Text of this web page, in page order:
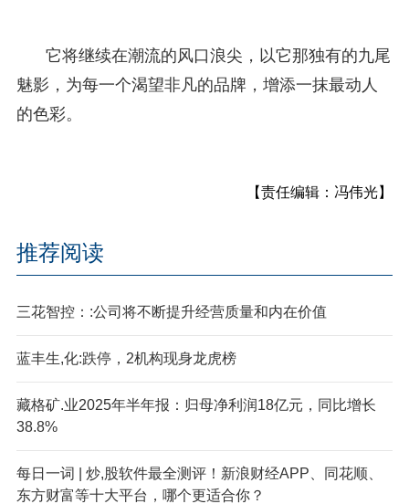
它将继续在潮流的风口浪尖，以它那独有的九尾
魅影，为每一个渴望非凡的品牌，增添一抹最动人
的色彩。
【责任编辑：冯伟光】
推荐阅读
三花智控：:公司将不断提升经营质量和内在价值
蓝丰生,化:跌停，2机构现身龙虎榜
藏格矿.业2025年半年报：归母净利润18亿元，同比增长
38.8%
每日一词 | 炒,股软件最全测评！新浪财经APP、同花顺、
东方财富等十大平台，哪个更适合你？